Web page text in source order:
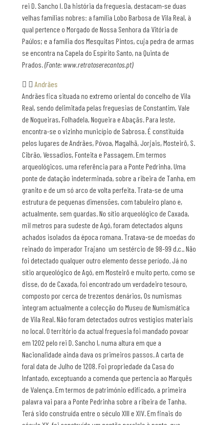
rei D. Sancho I. Da história da freguesia, destacam-se duas
velhas famílias nobres: a família Lobo Barbosa de Vila Real, à
qual pertence o Morgado de Nossa Senhora da Vitória de
Paúlos; e a família dos Mesquitas Pintos, cuja pedra de armas
se encontra na Capela do Espírito Santo, na Quinta de
Prados.(Fonte: www.retratoserecantos.pt)
Andrães
Andrães fica situada no extremo oriental do concelho de Vila
Real, sendo delimitada pelas freguesias de Constantim, Vale
de Nogueiras, Folhadela, Nogueira e Abaçãs. Para leste,
encontra-se o vizinho município de Sabrosa. É constituída
pelos lugares de Andrães, Póvoa, Magalhã, Jorjais, Mosteirô, S.
Cibrão, Vessadios, Fonteita e Passagem. Em termos
arqueológicos, uma referência para a Ponte Pedrinha. Uma
ponte de datação indeterminada, sobre a ribeira de Tanha, em
granito e de um só arco de volta perfeita. Trata-se de uma
estrutura de pequenas dimensões, com tabuleiro plano e,
actualmente, sem guardas. No sítio arqueológico de Caxada,
mil metros para sudeste de Agó, foram detectados alguns
achados isolados da época romana. Tratava-se de moedas do
reinado do imperador Trajano  um sestércio de 98-99 d.c.. Não
foi detectado qualquer outro elemento desse período. Já no
sítio arqueológico de Agó, em Mosteirô e muito perto, como se
disse, do de Caxada, foi encontrado um verdadeiro tesouro,
composto por cerca de trezentos denários, Os numismas
integram actualmente a colecção do Museu de Numismática
de Vila Real. Não foram detectados outros vestígios materiais
no local. O território da actual freguesia foi mandado povoar
em 1202 pelo rei D. Sancho I, numa altura em que a
Nacionalidade ainda dava os primeiros passos. A carta de
foral data de Julho de 1208. Foi propriedade da Casa do
Infantado, exceptuando a comenda que pertencia ao Marquês
de Valença. Em termos de património edificado, a primeira
palavra vai para a Ponte Pedrinha sobre a ribeira de Tanha.
Terá sido construída entre o século XIII e XIV. Em finais do